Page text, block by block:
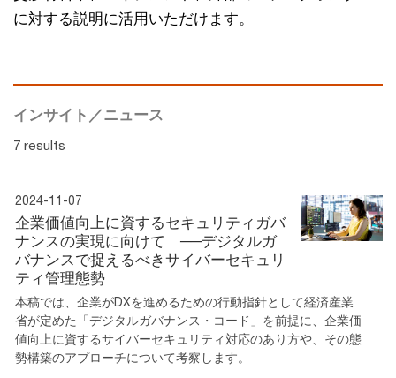
に対する説明に活用いただけます。
インサイト／ニュース
7 results
2024-11-07
企業価値向上に資するセキュリティガバ
ナンスの実現に向けて ──デジタルガ
バナンスで捉えるべきサイバーセキュリ
ティ管理態勢
本稿では、企業がDXを進めるための行動指針として経済産業
省が定めた「デジタルガバナンス・コード」を前提に、企業価
値向上に資するサイバーセキュリティ対応のあり方や、その態
勢構築のアプローチについて考察します。